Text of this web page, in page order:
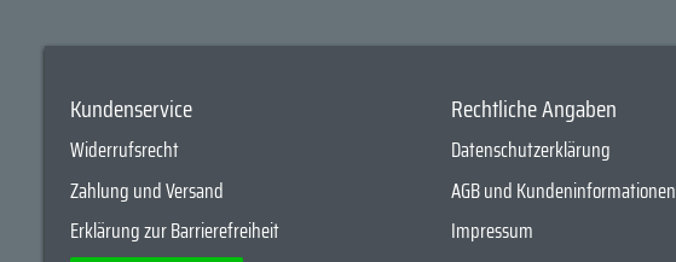
Kundenservice
Widerrufsrecht
Zahlung und Versand
Erklärung zur Barrierefreiheit
Rechtliche Angaben
Datenschutzerklärung
AGB und Kundeninformationen
Impressum